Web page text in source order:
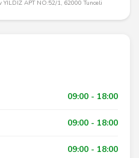
APT NO:52/1, 62000 Tunceli
09:00 - 18:00
09:00 - 18:00
09:00 - 18:00